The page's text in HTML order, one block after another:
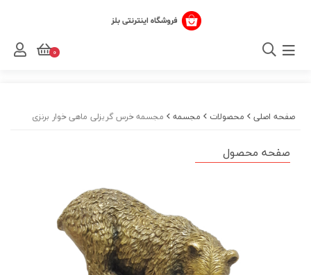
صفحه اصلی محصولات مجسمه‌ مجسمه خرس گریزلی ماهی خوار برنزی
صفحه محصول
0